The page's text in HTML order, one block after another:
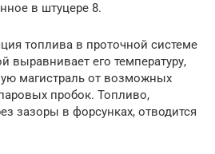
в штуцере 8.
топлива в проточной системе
выравнивает его температуру,
магистраль от возможных
пробок. Топливо,
зазоры в форсунках, отводится